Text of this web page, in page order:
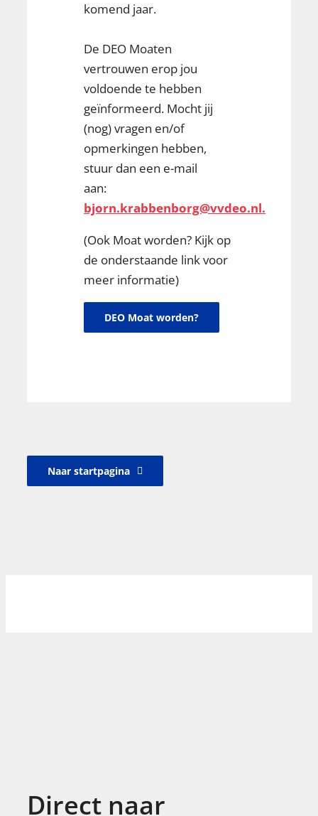
komend jaar.
De DEO Moaten
vertrouwen erop jou
voldoende te hebben
geïnformeerd. Mocht jij
(nog) vragen en/of
opmerkingen hebben,
stuur dan een e-mail
aan:
bjorn.krabbenborg@vvdeo.nl.
(Ook Moat worden? Kijk op
de onderstaande link voor
meer informatie)
DEO Moat worden?
Naar startpagina
Direct naar